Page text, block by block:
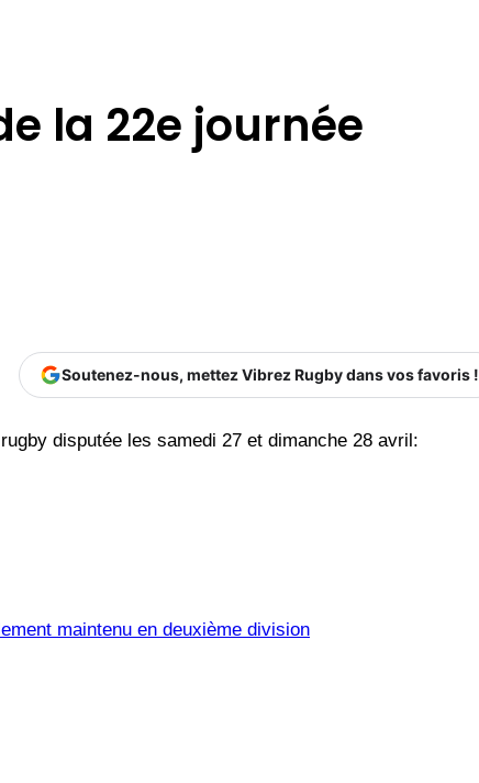
la 22e journée
Soutenez-nous, mettez Vibrez Rugby dans vos favoris !
disputée les samedi 27 et dimanche 28 avril:
maintenu en deuxième division